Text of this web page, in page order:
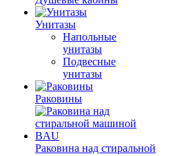
Унитазы
Напольные
унитазы
Подвесные
унитазы
Раковины
Раковина над стиральной